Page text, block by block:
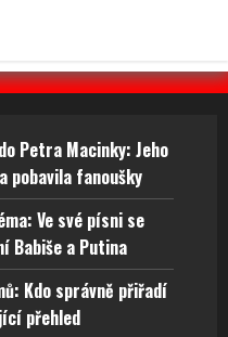
Petra Macinky: Jeho
pobavila fanoušky
Ve své písni se
Babiše a Putina
Kdo správně přiřadí
přehled